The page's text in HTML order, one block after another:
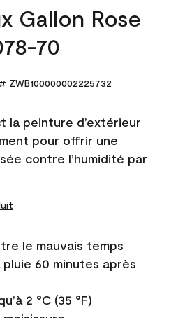
Gallon Rose
70
ZWB100000002225732
la peinture d’extérieur
pour offrir une
contre l’humidité par
le mauvais temps
pluie 60 minutes après
2 °C (35 °F)